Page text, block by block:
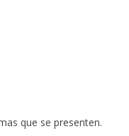
que se presenten.